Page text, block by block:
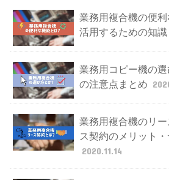
業務用複合機の便
活用するための知識
業務用コピー機の
の注意点まとめ
業務用複合機のリ
ス契約のメリット
2020.11.14